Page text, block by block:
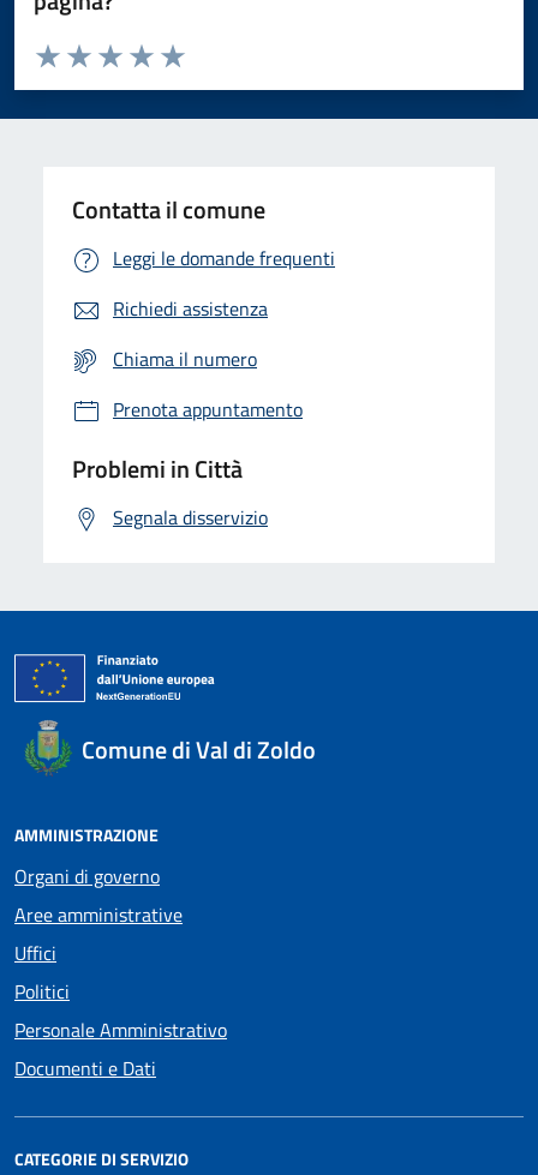
Domanda
Valuta da 1 a 5 stelle la pagina
Valuta 5 stelle su 5
Valuta 4 stelle su 5
Valuta 3 stelle su 5
Valuta 2 stelle su 5
Valuta 1 stelle su 5
Contatta il comune
Leggi le domande frequenti
Richiedi assistenza
Chiama il numero
Prenota appuntamento
Problemi in Città
Segnala disservizio
Comune di Val di Zoldo
AMMINISTRAZIONE
Organi di governo
Aree amministrative
Uffici
Politici
Personale Amministrativo
Documenti e Dati
CATEGORIE DI SERVIZIO